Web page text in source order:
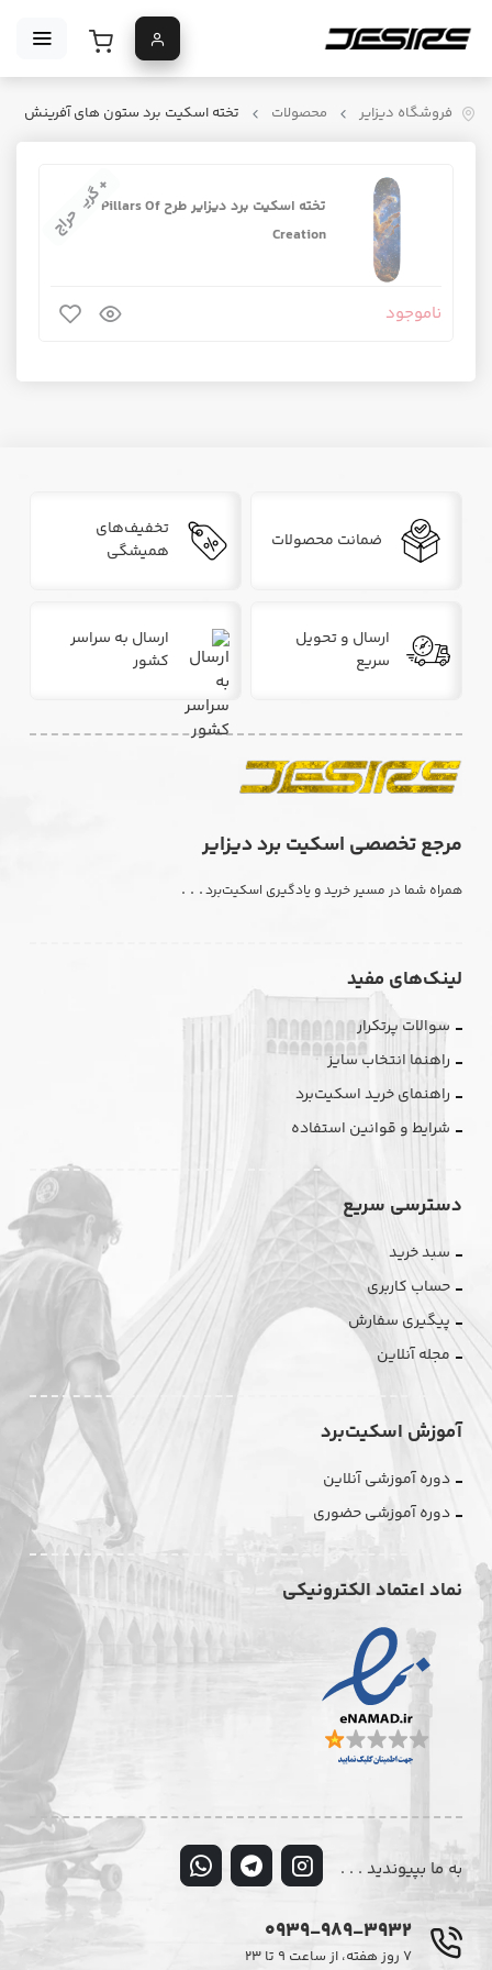
فروشگاه دیزایر محصولات تخته اسکیت برد ستون های آفرینش
تخته اسکیت برد دیزایر طرح Pillars Of
Creation
ناموجود
+ گریپ‌تیپ
حراج
ضمانت محصولات
تخفیف‌های
همیشگی
ارسال و تحویل
سریع
ارسال به سراسر
کشور
مرجع تخصصی اسکیت برد دیزایر
همراه شما در مسیر خرید و یادگیری اسکیت‌برد. . .
لینک‌های مفید
سوالات پرتکرار
راهنما انتخاب سایز
راهنمای خرید اسکیت‌برد
شرایط و قوانین استفاده
دسترسی سریع
سبد خرید
حساب کاربری
پیگیری سفارش
مجله آنلاین
آموزش اسکیت‌برد
دوره آموزشی آنلاین
دوره آموزشی حضوری
نماد اعتماد الکترونیکی
به ما بپیوندید . . .
0939-989-3932
۷ روز هفته، از ساعت ۹ تا ۲۳